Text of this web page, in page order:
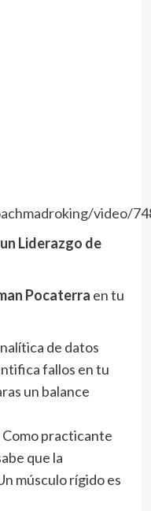
video/
Liderazgo de
Pocaterra en tu
de datos
fallos en tu
un balance
Como practicante
que la
músculo rígido es